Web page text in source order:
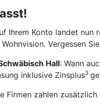
Ihrem Konto landet
Vergessen
Hall: Wann
inklusive Zinsplus3
Firmen zahlen